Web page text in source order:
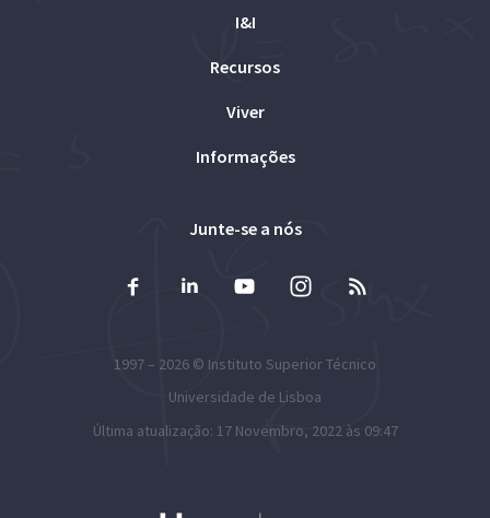
I&I
Recursos
Viver
Informações
Junte-se a nós
1997 – 2026 © Instituto Superior Técnico
Universidade de Lisboa
Última atualização: 17 Novembro, 2022 às 09:47